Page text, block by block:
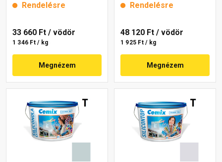
Rendelésre
33 660 Ft / vödör
1 346 Ft / kg
Megnézem
Rendelésre
48 120 Ft / vödör
1 925 Ft / kg
Megnézem